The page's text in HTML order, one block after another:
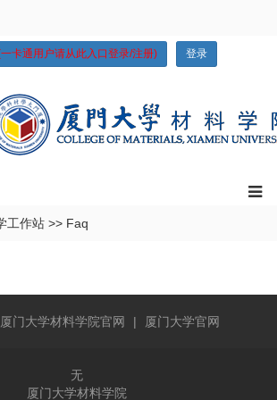
卡通用户请从此入口登录/注册) 登录
工作站 >> Faq
厦门大学材料学院官网 | 厦门大学官网
无
厦门大学材料学院